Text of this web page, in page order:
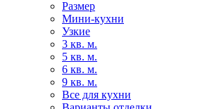
Размер
Мини-кухни
Узкие
3 кв. м.
5 кв. м.
6 кв. м.
9 кв. м.
Все для кухни